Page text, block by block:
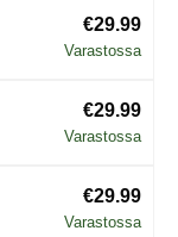
€29.99
Varastossa
€29.99
Varastossa
€29.99
Varastossa